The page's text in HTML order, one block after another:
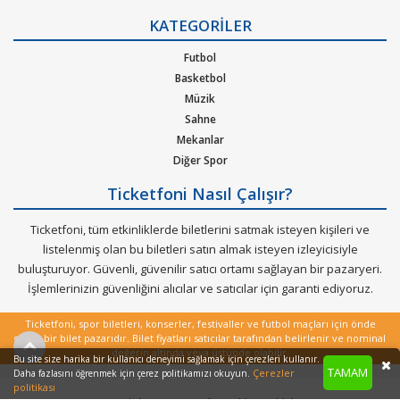
Kurumsal Ağırlama
Nasıl Çalışır
Bilet Tipi ve Teslimat
Üyelik Doğrulama
Sık Sorulan Sorular
KATEGORİLER
Futbol
Basketbol
Müzik
Sahne
Mekanlar
Diğer Spor
Ticketfoni Nasıl Çalışır?
Ticketfoni, tüm etkinliklerde biletlerini satmak isteyen kişileri ve
listelenmiş olan bu biletleri satın almak isteyen izleyicisiyle
buluşturuyor. Güvenli, güvenilir satıcı ortamı sağlayan bir pazaryeri.
İşlemlerinizin güvenliğini alıcılar ve satıcılar için garanti ediyoruz.
Ticketfoni, spor biletleri, konserler, festivaller ve futbol maçları için önde
gelen bir bilet pazarıdır. Bilet fiyatları satıcılar tarafından belirlenir ve nominal
değerin altında veya üstünde olabilir.
Copyright © 2022 - Tüm Hakları Saklıdır
TAMAM
Bu site size harika bir kullanıcı deneyimi sağlamak için çerezleri kullanır.
Daha fazlasını öğrenmek için çerez politikamızı okuyun. Çerezler
politikası